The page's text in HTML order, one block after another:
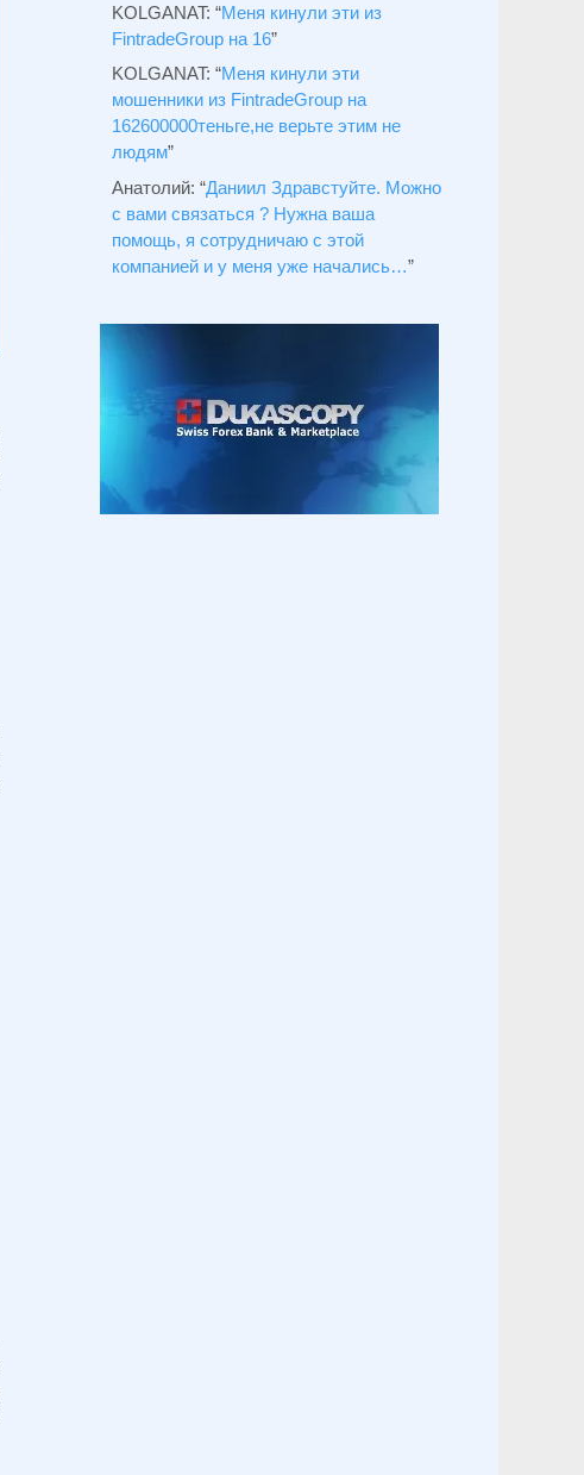
KOLGANAT: “Меня кинули эти из
FintradeGroup на 16”
KOLGANAT: “Меня кинули эти
мошенники из FintradeGroup на
162600000теньге,не верьте этим не
людям”
Анатолий: “Даниил Здравстуйте. Можно
с вами связаться ? Нужна ваша
помощь, я сотрудничаю с этой
компанией и у меня уже начались…”